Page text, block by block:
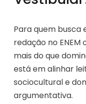
Para quem
redação no
mais do que
está em alinhar
sociocultural e
argumentativa.